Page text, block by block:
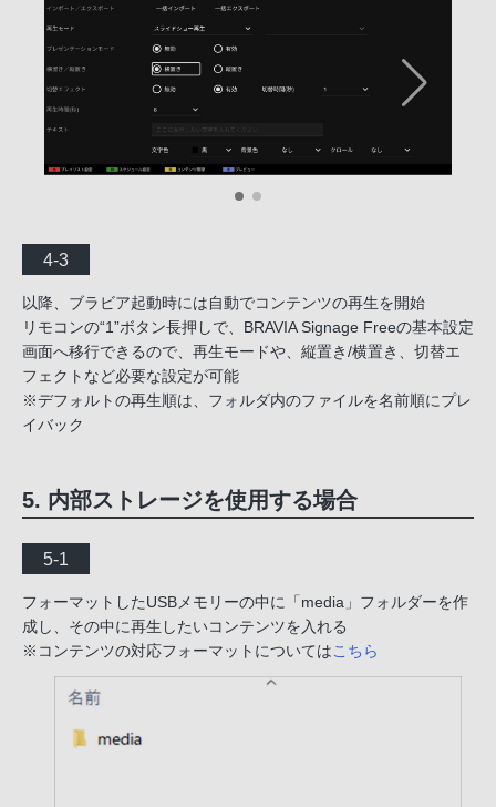
4-3
以降、ブラビア起動時には自動でコンテンツの再生を開始
リモコンの“1”ボタン長押しで、BRAVIA Signage Freeの基本設定
画面へ移行できるので、再生モードや、縦置き/横置き、切替エ
フェクトなど必要な設定が可能
※デフォルトの再生順は、フォルダ内のファイルを名前順にプレ
イバック
5. 内部ストレージを使用する場合
5-1
フォーマットしたUSBメモリーの中に「media」フォルダーを作
成し、その中に再生したいコンテンツを入れる
※コンテンツの対応フォーマットについてはこちら